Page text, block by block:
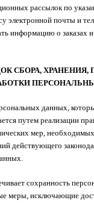
рассылок по
электронной почты и
информацию о заказах
ХРАНЕНИЯ,
данных,
путем реализации
мер,
действующего
сохранность
меры, исключающие